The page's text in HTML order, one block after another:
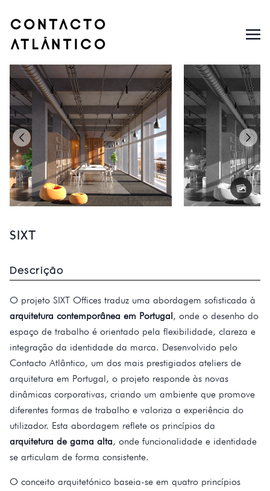
SIXT
Descrição
O projeto SIXT Offices traduz uma abordagem sofisticada à
arquitetura contemporânea em Portugal, onde o desenho do
espaço de trabalho é orientado pela flexibilidade, clareza e
integração da identidade da marca. Desenvolvido pelo
Contacto Atlântico, um dos mais prestigiados ateliers de
arquitetura em Portugal, o projeto responde às novas
dinâmicas corporativas, criando um ambiente que promove
diferentes formas de trabalho e valoriza a experiência do
utilizador. Esta abordagem reflete os princípios da
arquitetura de gama alta, onde funcionalidade e identidade
se articulam de forma consistente.
O conceito arquitetónico baseia-se em quatro princípios